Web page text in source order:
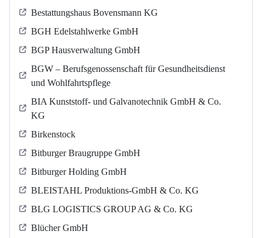
Bestattungshaus Bovensmann KG
BGH Edelstahlwerke GmbH
BGP Hausverwaltung GmbH
BGW – Berufsgenossenschaft für Gesundheitsdienst
und Wohlfahrtspflege
BIA Kunststoff- und Galvanotechnik GmbH & Co.
KG
Birkenstock
Bitburger Braugruppe GmbH
Bitburger Holding GmbH
BLEISTAHL Produktions-GmbH & Co. KG
BLG LOGISTICS GROUP AG & Co. KG
Blücher GmbH